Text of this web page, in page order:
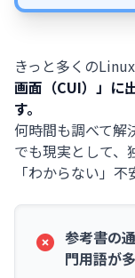
きっと多くの
画面（CUI）」に
す。
何時間も調べて解
でも現実として、
「わからない」不
参考書の
門用語が